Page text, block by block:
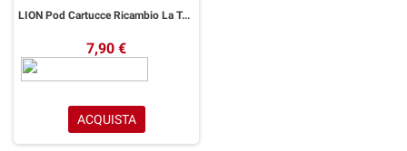
LION Pod Cartucce Ricambio La Tabaccheria 2 Pezzi
7,90 €
ACQUISTA